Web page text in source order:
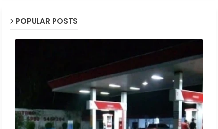
POPULAR POSTS